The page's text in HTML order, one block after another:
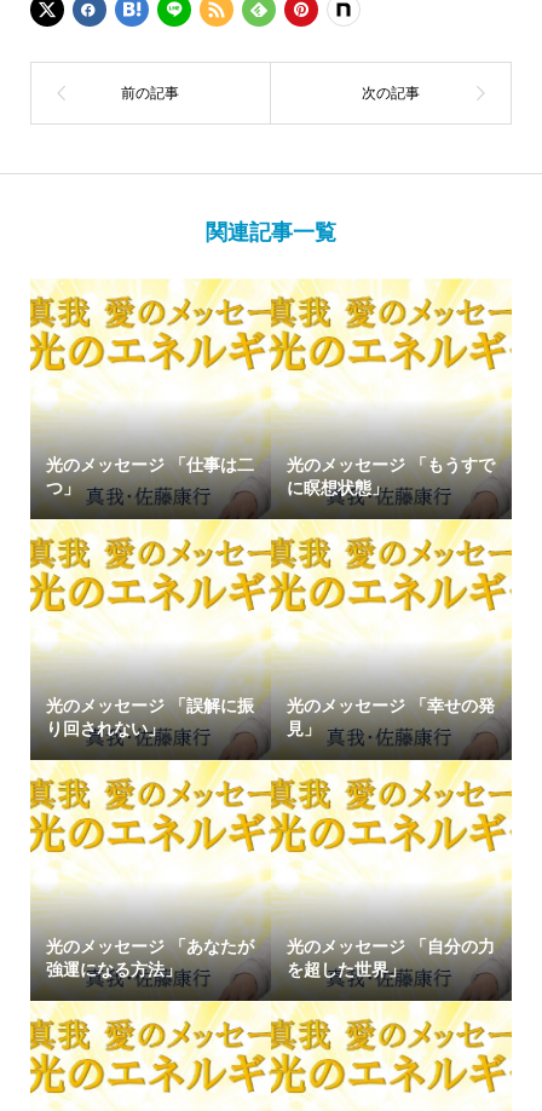
関連記事一覧
光のメッセージ 「仕事は二
つ」
光のメッセージ 「もうすで
に瞑想状態」
光のメッセージ 「誤解に振
り回されない」
光のメッセージ 「幸せの発
見」
光のメッセージ 「あなたが
強運になる方法」
光のメッセージ 「自分の力
を超した世界」